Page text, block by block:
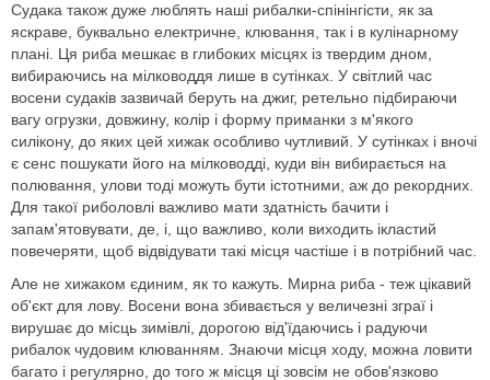
Судака також дуже люблять наші рибалки-спінінгісти, як за
яскраве, буквально електричне, клювання, так і в кулінарному
плані. Ця риба мешкає в глибоких місцях із твердим дном,
вибираючись на мілководдя лише в сутінках. У світлий час
восени судаків зазвичай беруть на джиг, ретельно підбираючи
вагу огрузки, довжину, колір і форму приманки з м'якого
силікону, до яких цей хижак особливо чутливий. У сутінках і вночі
є сенс пошукати його на мілководді, куди він вибирається на
полювання, улови тоді можуть бути істотними, аж до рекордних.
Для такої риболовлі важливо мати здатність бачити і
запам'ятовувати, де, і, що важливо, коли виходить ікластий
повечеряти, щоб відвідувати такі місця частіше і в потрібний час.
Але не хижаком єдиним, як то кажуть. Мирна риба - теж цікавий
об'єкт для лову. Восени вона збивається у величезні зграї і
вирушає до місць зимівлі, дорогою від'їдаючись і радуючи
рибалок чудовим клюванням. Знаючи місця ходу, можна ловити
багато і регулярно, до того ж місця ці зовсім не обов'язково